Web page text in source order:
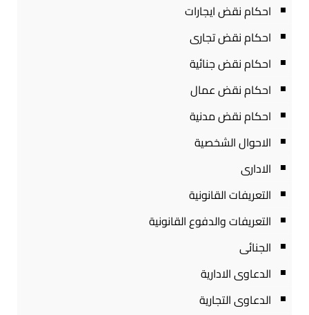
احكام نقض ايجارات
احكام نقض تجارى
احكام نقض جنائية
احكام نقض عمال
احكام نقض مدنية
الاحوال الشخصية
الادارى
التعريفات القانونية
التعريفات والدفوع القانونية
الجنائى
الدعاوى الادارية
الدعاوى التجارية